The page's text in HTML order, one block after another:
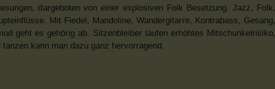
dargeboten von einer explosiven Folk Besetzung. Jazz, Folk,
Mit Fiedel, Mandoline, Wandergitarre, Kontrabass, Gesang,
geht es gehörig ab. Sitzenbleiber laufen erhöhtes Mitschunkelrisiko,
kann man dazu ganz hervorragend.